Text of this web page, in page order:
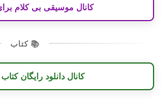
کانال موسیقی بی کلام برای
📚 کتاب
کانال دانلود رایگان کتاب در